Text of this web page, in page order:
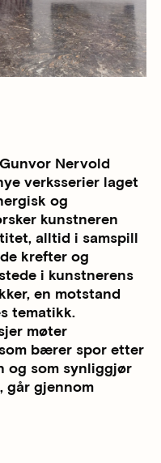
Nervold
verksserier laget
og
kunstneren
alltid i samspill
krefter og
i kunstnerens
en motstand
tematikk.
møter
bærer spor etter
og som synliggjør
går gjennom